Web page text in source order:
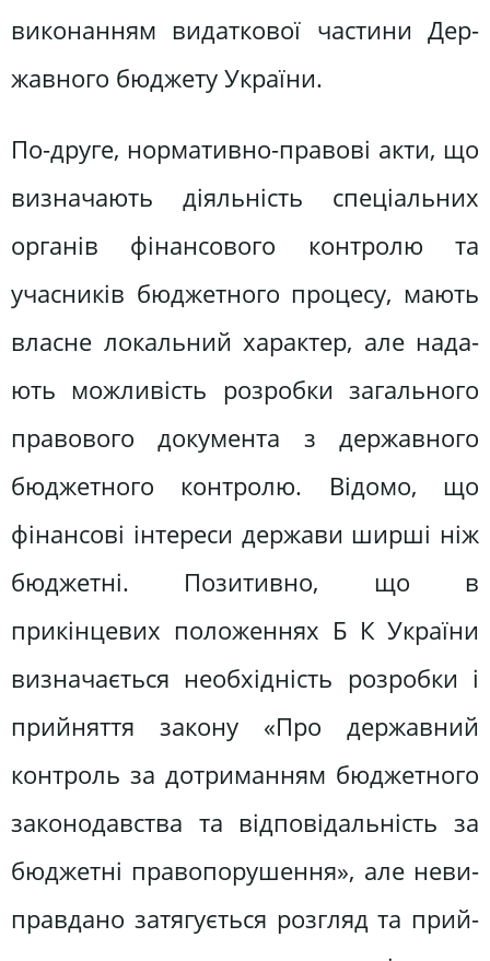
виконанням видаткової частини Дер­
жавного бюджету України.
По-друге, нормативно-правові акти, що
визначають діяльність спеціальних
органів фінансового контролю та
учасників бюджетного процесу, мають
власне локальний характер, але нада­
ють можливість розробки загального
правового документа з державного
бюджетного контролю. Відомо, що
фінансові інтереси держави ширші ніж
бюджетні. Позитивно, що в
прикінцевих положеннях Б К України
визначається необхідність розробки і
прийняття закону «Про державний
контроль за дотриманням бюджетного
законодавства та відповідальність за
бюджетні правопорушення», але неви­
правдано затягується розгляд та прий­